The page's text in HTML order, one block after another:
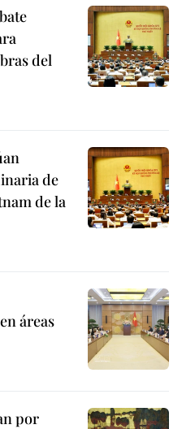
del
de
de la
áreas
por